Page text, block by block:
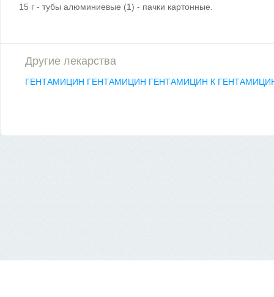
15 г - тубы алюминиевые (1) - пачки картонные.
Другие лекарства
ГЕНТАМИЦИН ГЕНТАМИЦИН ГЕНТАМИЦИН К